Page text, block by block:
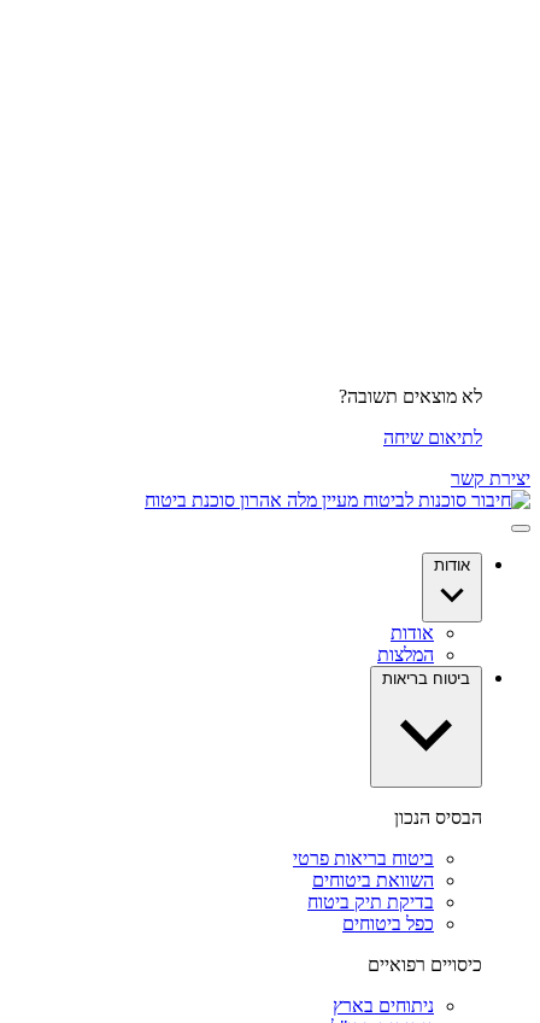
לא מוצאים תשובה?
לתיאום שיחה
יצירת קשר
אודות
אודות
המלצות
ביטוח בריאות
הבסיס הנכון
ביטוח בריאות פרטי
השוואת ביטוחים
בדיקת תיק ביטוח
כפל ביטוחים
כיסויים רפואיים
ניתוחים בארץ